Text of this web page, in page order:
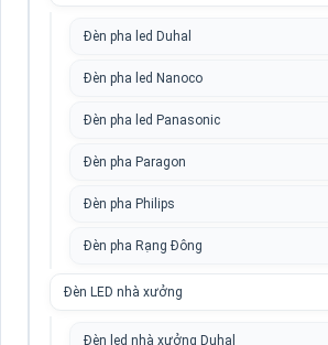
Đèn pha led Duhal
Đèn pha led Nanoco
Đèn pha led Panasonic
Đèn pha Paragon
Đèn pha Philips
Đèn pha Rạng Đông
Đèn LED nhà xưởng
Đèn led nhà xưởng Duhal